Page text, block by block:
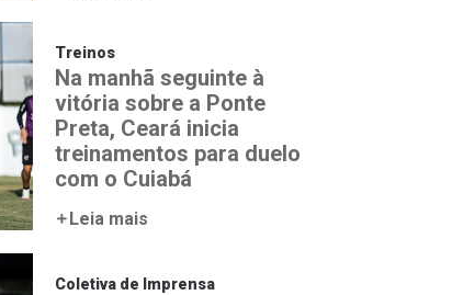
Treinos
Na manhã seguinte à
vitória sobre a Ponte
Preta, Ceará inicia
treinamentos para duelo
com o Cuiabá
Leia mais
Coletiva de Imprensa